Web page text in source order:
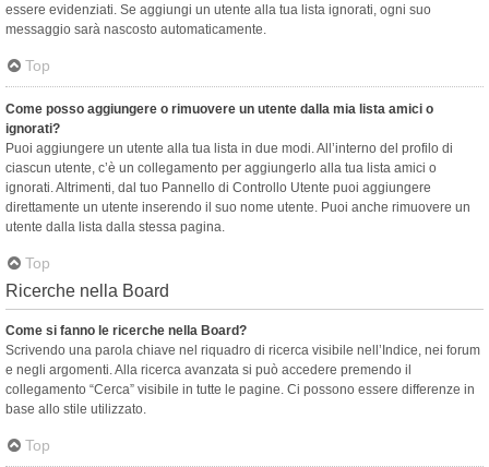
essere evidenziati. Se aggiungi un utente alla tua lista ignorati, ogni suo
messaggio sarà nascosto automaticamente.
Top
Come posso aggiungere o rimuovere un utente dalla mia lista amici o
ignorati?
Puoi aggiungere un utente alla tua lista in due modi. All’interno del profilo di
ciascun utente, c’è un collegamento per aggiungerlo alla tua lista amici o
ignorati. Altrimenti, dal tuo Pannello di Controllo Utente puoi aggiungere
direttamente un utente inserendo il suo nome utente. Puoi anche rimuovere un
utente dalla lista dalla stessa pagina.
Top
Ricerche nella Board
Come si fanno le ricerche nella Board?
Scrivendo una parola chiave nel riquadro di ricerca visibile nell’Indice, nei forum
e negli argomenti. Alla ricerca avanzata si può accedere premendo il
collegamento “Cerca” visibile in tutte le pagine. Ci possono essere differenze in
base allo stile utilizzato.
Top